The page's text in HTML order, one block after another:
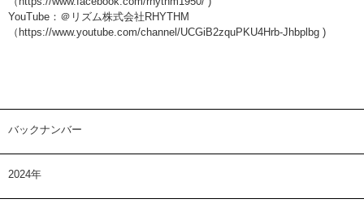
YouTube：＠リズム株式会社RHYTHM
（ https://www.youtube.com/channel/UCGiB2zquPKU4Hrb-Jhbplbg )
バックナンバー
2024年